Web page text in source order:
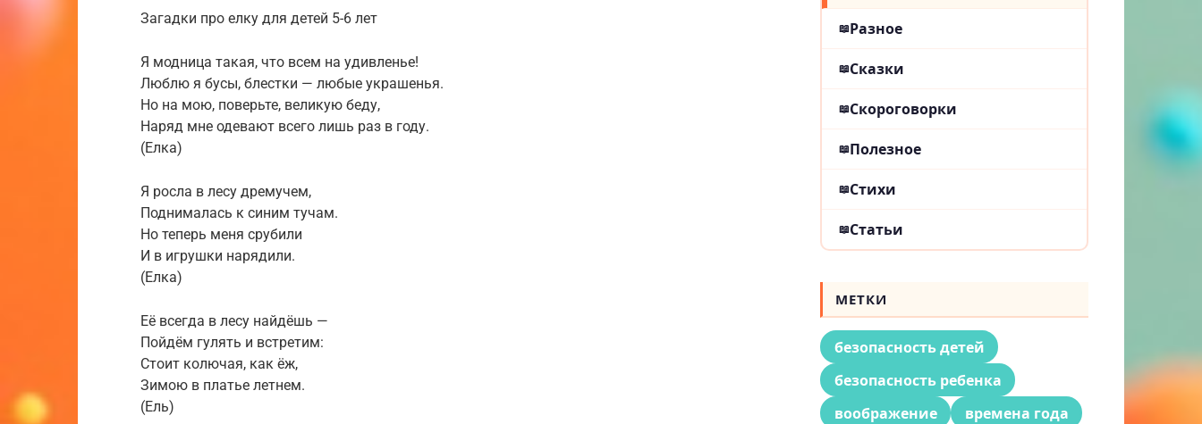
Загадки про елку для детей 5-6 лет
Я модница такая, что всем на удивленье!
Люблю я бусы, блестки — любые украшенья.
Но на мою, поверьте, великую беду,
Наряд мне одевают всего лишь раз в году.
(Елка)
Я росла в лесу дремучем,
Поднималась к синим тучам.
Но теперь меня срубили
И в игрушки нарядили.
(Елка)
Её всегда в лесу найдёшь —
Пойдём гулять и встретим:
Стоит колючая, как ёж,
Зимою в платье летнем.
(Ель)
Разное
Сказки
Скороговорки
Полезное
Стихи
Статьи
МЕТКИ
безопасность детей
безопасность ребенка
воображение
времена года